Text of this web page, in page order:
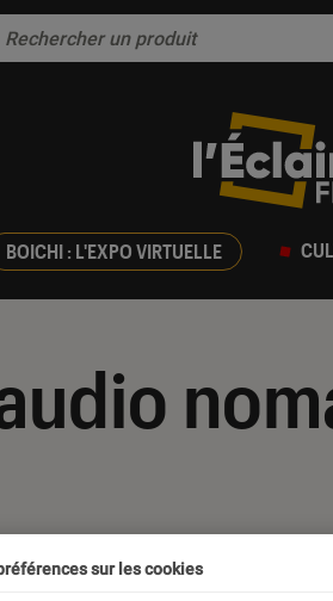
BOICHI : L'EXPO VIRTUELLE
sur les cookies